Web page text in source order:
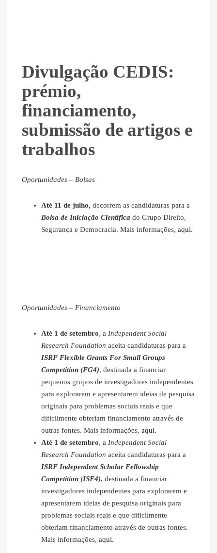
Divulgação CEDIS:
prémio,
financiamento,
submissão de artigos e
trabalhos
Oportunidades – Bolsas
Até 11 de julho, decorrem as candidaturas para a
Bolsa de Iniciação Científica do Grupo Direito,
Segurança e Democracia. Mais informações, aqui.
Oportunidades – Financiamento
Até 1 de setembro, a Independent Social
Research Foundation aceita candidaturas para a
ISRF Flexible Grants For Small Groups
Competition (FG4), destinada a financiar
pequenos grupos de investigadores independentes
para explorarem e apresentarem ideias de pesquisa
originais para problemas sociais reais e que
dificilmente obteriam financiamento através de
outras fontes. Mais informações, aqui.
Até 1 de setembro, a Independent Social
Research Foundation aceita candidaturas para a
ISRF Independent Scholar Fellowship
Competition (ISF4), destinada a financiar
investigadores independentes para explorarem e
apresentarem ideias de pesquisa originais para
problemas sociais reais e que dificilmente
obteriam financiamento através de outras fontes.
Mais informações, aqui.